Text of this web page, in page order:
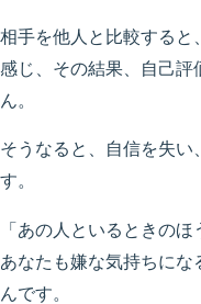
相手を他人と比較すると
感じ、その結果、自己
ん。
そうなると、自信を失い
す。
「あの人といるときの
あなたも嫌な気持ちに
んです。